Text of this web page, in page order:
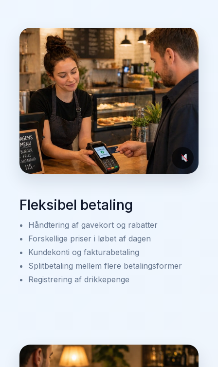
Fleksibel betaling
Håndtering af gavekort og rabatter
Forskellige priser i løbet af dagen
Kundekonti og fakturabetaling
Splitbetaling mellem flere betalingsformer
Registrering af drikkepenge